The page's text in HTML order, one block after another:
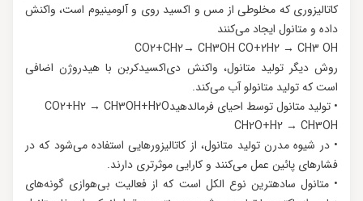
کاتالیزوری که مخلوطی از مس و اکسید روی و آلومینیوم است، واکنش
داده و متانول ایجاد می‌کنند
CO2+CH2→ CH3OH CO+2H2 → CH3 OH
روش دیگر تولید متانول، واکنش دی‌اکسیدکربن با هیدروژن اضافی
است که تولید متانولو آب می‌کند.
• تولید متانول توسط احیای فرمالدهیدCO2+H2 → CH3OH+H2O
CH2O+H2 → CH3OH
• در شیوه مدرن تولید متانول، از کاتالیزورهایی استفاده می‌شود که در
فشارهای پائین عمل می‌کنند و کارایی موثرتری دارند.
• متانول سادهترین نوع الكل است که از فعالیت بی‌هوازی گونه‌های